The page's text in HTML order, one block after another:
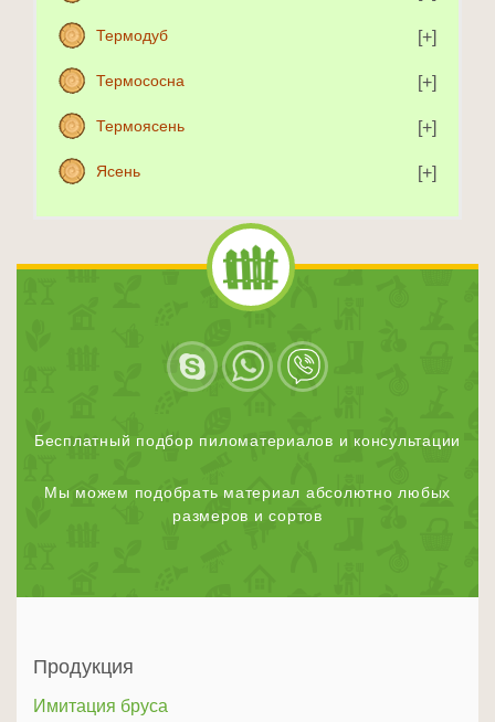
Термодуб
Термососна
Термоясень
Ясень
Бесплатный подбор пиломатериалов и консультации
Мы можем подобрать материал абсолютно любых
размеров и сортов
Продукция
Имитация бруса